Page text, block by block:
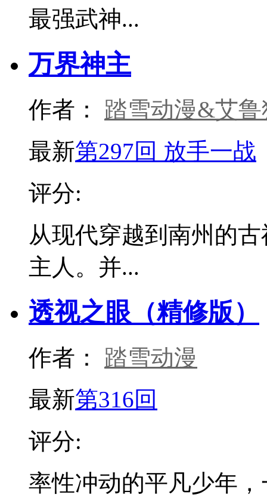
最强武神...
万界神主
作者：
踏雪动漫&艾鲁
最新第297回 放手一战
评分:
从现代穿越到南州的
主人。并...
透视之眼（精修版）
作者：
踏雪动漫
最新第316回
评分:
率性冲动的平凡少年